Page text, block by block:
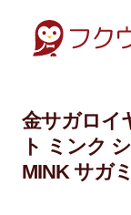
金サガロイ
ト ミンク
MINK サガ